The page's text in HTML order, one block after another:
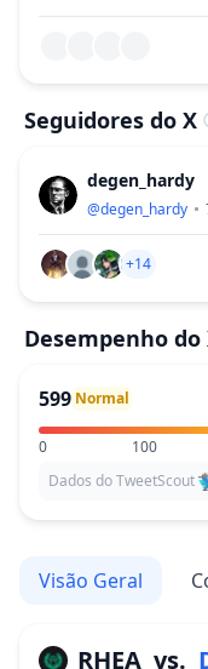
Seguidores do X
degen_hardy
@degen_hardy
+14
Desempenho do
599 Normal
0 100
Dados do TweetScout
Visão Geral
RHEA vs.